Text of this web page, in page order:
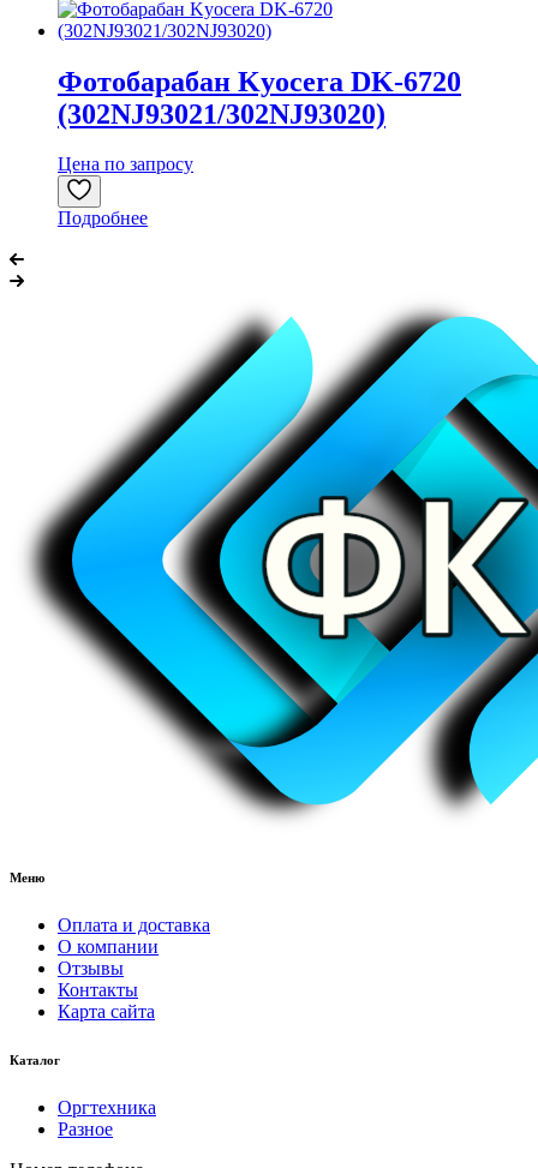
Фотобарабан Kyocera DK-6720
(302NJ93021/302NJ93020)
Цена по запросу
Подробнее
Меню
Оплата и доставка
О компании
Отзывы
Контакты
Карта сайта
Каталог
Оргтехника
Разное